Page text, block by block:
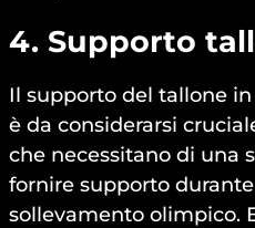
4. Supporto
Il supporto del tallone
è da considerarsi
che necessitano di una
fornire supporto
sollevamento olimpico.